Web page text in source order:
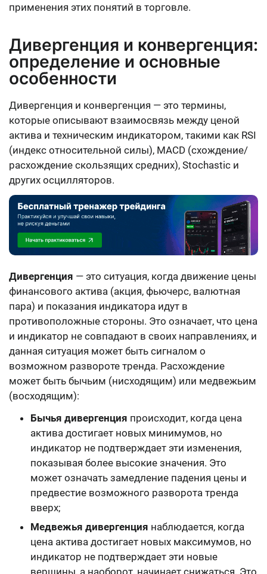
применения этих понятий в торговле.
Дивергенция и конвергенция:
определение и основные
особенности
Дивергенция и конвергенция — это термины,
которые описывают взаимосвязь между ценой
актива и техническим индикатором, такими как RSI
(индекс относительной силы), MACD (схождение/
расхождение скользящих средних), Stochastic и
других осцилляторов.
Дивергенция — это ситуация, когда движение цены
финансового актива (акция, фьючерс, валютная
пара) и показания индикатора идут в
противоположные стороны. Это означает, что цена
и индикатор не совпадают в своих направлениях, и
данная ситуация может быть сигналом о
возможном развороте тренда. Расхождение
может быть бычьим (нисходящим) или медвежьим
(восходящим):
Бычья дивергенция происходит, когда цена
актива достигает новых минимумов, но
индикатор не подтверждает эти изменения,
показывая более высокие значения. Это
может означать замедление падения цены и
предвестие возможного разворота тренда
вверх;
Медвежья дивергенция наблюдается, когда
цена актива достигает новых максимумов, но
индикатор не подтверждает эти новые
вершины, а наоборот, начинает снижаться. Это